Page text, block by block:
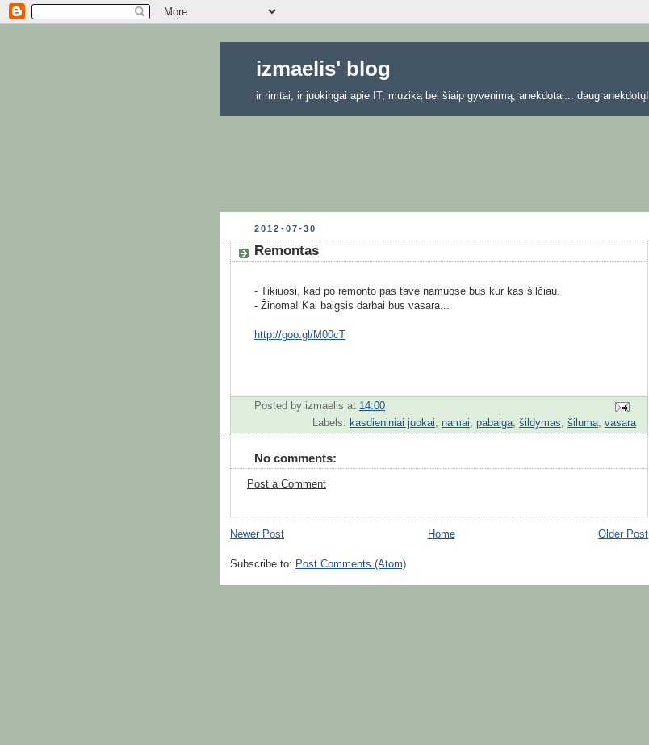
izmaelis' blog
ir rimtai, ir juokingai apie IT, muziką bei šiaip gyvenimą; anekdotai... daug anekdotų!
2012-07-30
Remontas
- Tikiuosi, kad po remonto pas tave namuose bus kur kas šilčiau.
- Žinoma! Kai baigsis darbai bus vasara...
http://goo.gl/M00cT
Posted by izmaelis at 14:00
Labels: kasdieniniai juokai namai pabaiga šildymas šiluma vasara
No comments:
Post a Comment
Newer Post Older Post
Home
Subscribe to: Post Comments (Atom)